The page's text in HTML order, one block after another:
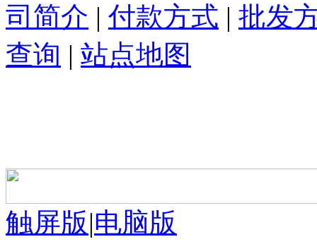
司简介 | 付款方式 | 批发
查询 | 站点地图
触屏版|电脑版